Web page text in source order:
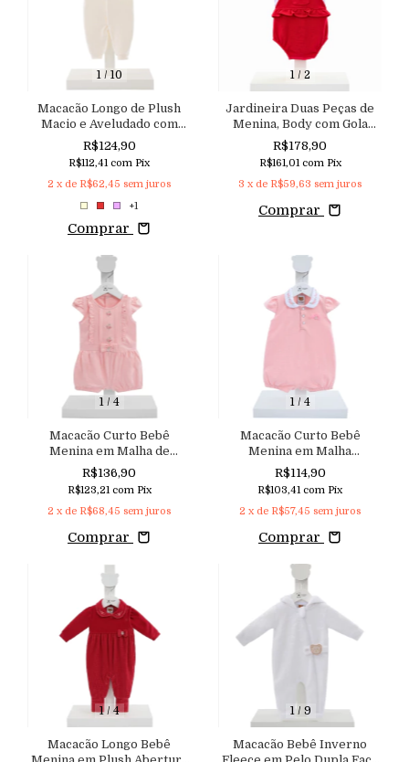
1/ 10
Macacão Longo de Plush
Macio e Aveludado com
Bunda Bordada
R$124,90
R$112,41 com Pix
2 x de R$62,45 sem juros
+1
Comprar
1/ 2
Jardineira Duas Peças de
Menina, Body com Gola
Bordada e Recorte Nuvem
e Jardineira Romper com
Babados
R$178,90
R$161,01 com Pix
3 x de R$59,63 sem juros
Comprar
1/ 4
Macacão Curto Bebê
Menina em Malha de
Algodão com Bordado
Floral Badados e Aplicação
de Laço Aconchego
R$136,90
R$123,21 com Pix
2 x de R$68,45 sem juros
Comprar
1/ 4
Macacão Curto Bebê
Menina em Malha
Texturizada com Gola
Bordada e Abertura Frontal
Aconchego
R$114,90
R$103,41 com Pix
2 x de R$57,45 sem juros
Comprar
1/ 4
Macacão Longo Bebê
1/ 9
Macacão Bebê Inverno